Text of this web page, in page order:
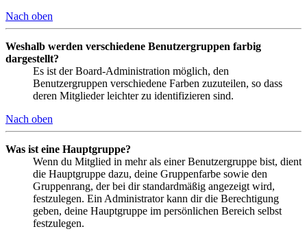
Nach oben
Weshalb werden verschiedene Benutzergruppen farbig
dargestellt?
Es ist der Board-Administration möglich, den
Benutzergruppen verschiedene Farben zuzuteilen, so dass
deren Mitglieder leichter zu identifizieren sind.
Nach oben
Was ist eine Hauptgruppe?
Wenn du Mitglied in mehr als einer Benutzergruppe bist, dient
die Hauptgruppe dazu, deine Gruppenfarbe sowie den
Gruppenrang, der bei dir standardmäßig angezeigt wird,
festzulegen. Ein Administrator kann dir die Berechtigung
geben, deine Hauptgruppe im persönlichen Bereich selbst
festzulegen.